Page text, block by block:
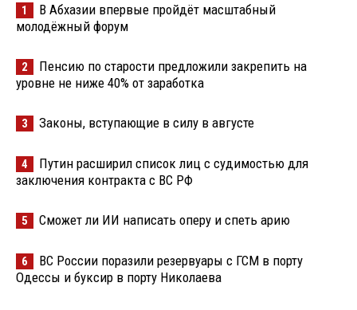
1
В Абхазии впервые пройдёт масштабный
молодёжный форум
2
Пенсию по старости предложили закрепить на
уровне не ниже 40% от заработка
3 Законы, вступающие в силу в августе
4
Путин расширил список лиц с судимостью для
заключения контракта с ВС РФ
5 Сможет ли ИИ написать оперу и спеть арию
6
ВС России поразили резервуары с ГСМ в порту
Одессы и буксир в порту Николаева